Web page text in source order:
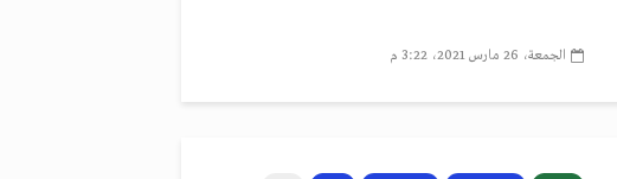
الجمعة، 26 مارس 2021، 3:22 م